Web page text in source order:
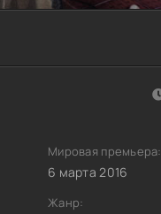
Мировая премьера:
6 марта 2016
Жанр: